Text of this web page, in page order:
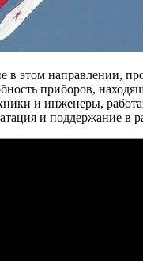
этом направлении,
приборов,
и инженеры,
и поддержание в